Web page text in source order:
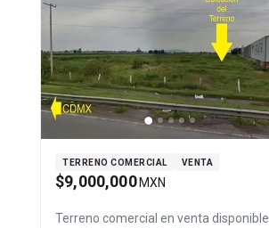
TERRENO COMERCIAL VENTA
$9,000,000 MXN
Terreno comercial en venta disponible